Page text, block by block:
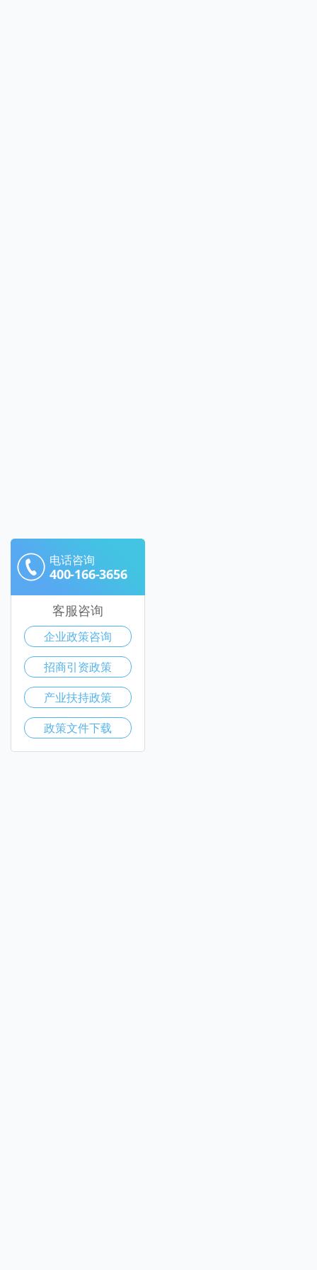
电话咨询
400-166-3656
客服咨询
企业政策咨询
招商引资政策
产业扶持政策
政策文件下载